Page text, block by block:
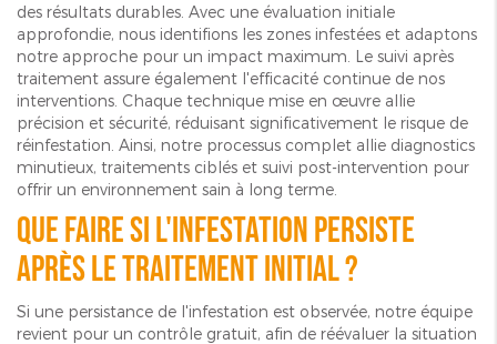
des résultats durables. Avec une évaluation initiale
approfondie, nous identifions les zones infestées et adaptons
notre approche pour un impact maximum. Le suivi après
traitement assure également l'efficacité continue de nos
interventions. Chaque technique mise en œuvre allie
précision et sécurité, réduisant significativement le risque de
réinfestation. Ainsi, notre processus complet allie diagnostics
minutieux, traitements ciblés et suivi post-intervention pour
offrir un environnement sain à long terme.
Que faire si l'infestation persiste
après le traitement initial ?
Si une persistance de l'infestation est observée, notre équipe
revient pour un contrôle gratuit, afin de réévaluer la situation